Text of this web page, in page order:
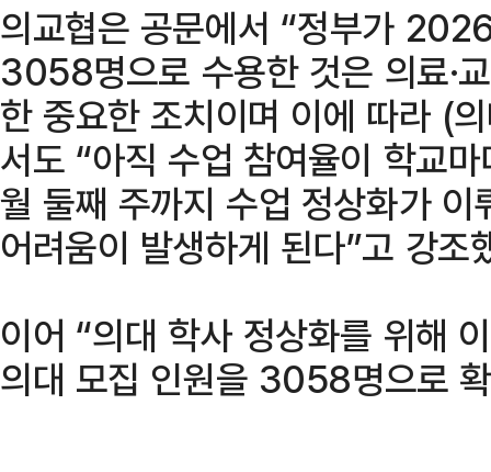
의교협은 공문에서 “정부가
3058명으로 수용한 것은 의료·
한 중요한 조치이며 이에 따라 (
서도 “아직 수업 참여율이 학교
월 둘째 주까지 수업 정상화가
어려움이 발생하게 된다”고 강조
이어 “의대 학사 정상화를 위해
의대 모집 인원을 3058명으로